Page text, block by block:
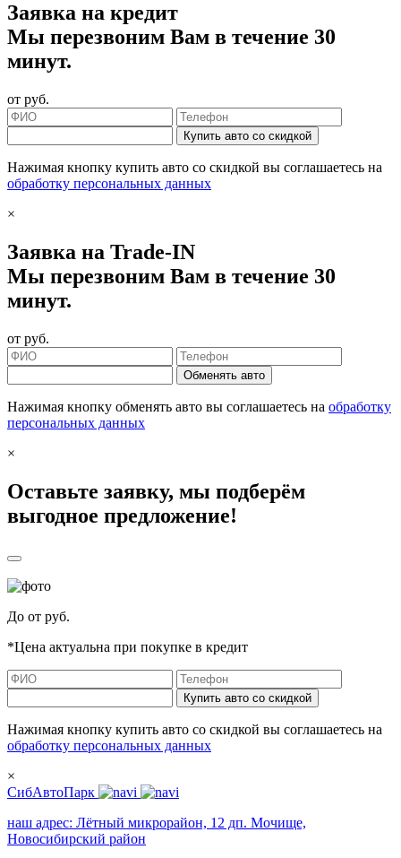
Заявка на кредит
Мы перезвоним Вам в течение 30
минут.
от руб.
Купить авто со скидкой
Нажимая кнопку купить авто со скидкой вы соглашаетесь на
обработку персональных данных
×
Заявка на Trade-IN
Мы перезвоним Вам в течение 30
минут.
от руб.
Обменять авто
Нажимая кнопку обменять авто вы соглашаетесь на обработку
персональных данных
×
Оставьте заявку, мы подберём
выгодное предложение!
До от руб.
*Цена актуальна при покупке в кредит
Купить авто со скидкой
Нажимая кнопку купить авто со скидкой вы соглашаетесь на
обработку персональных данных
×
СибАвтоПарк
наш адрес: Лётный микрорайон, 12 дп. Мочище,
Новосибирский район